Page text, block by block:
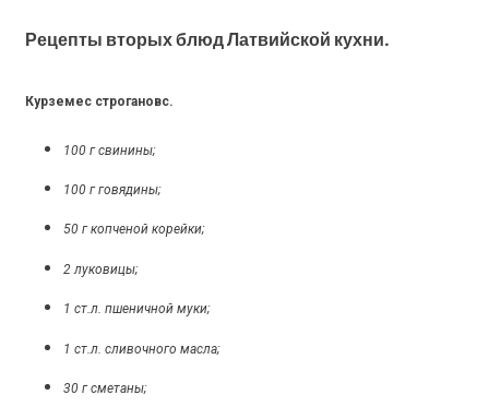
Рецепты вторых блюд Латвийской кухни.
Курземес строгановс.
100 г свинины;
100 г говядины;
50 г копченой корейки;
2 луковицы;
1 ст.л. пшеничной муки;
1 ст.л. сливочного масла;
30 г сметаны;